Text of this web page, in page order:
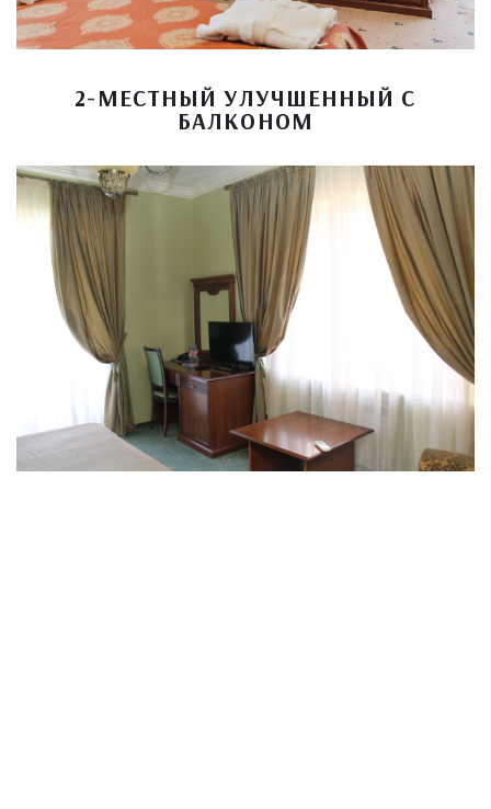
2-МЕСТНЫЙ УЛУЧШЕННЫЙ С
БАЛКОНОМ